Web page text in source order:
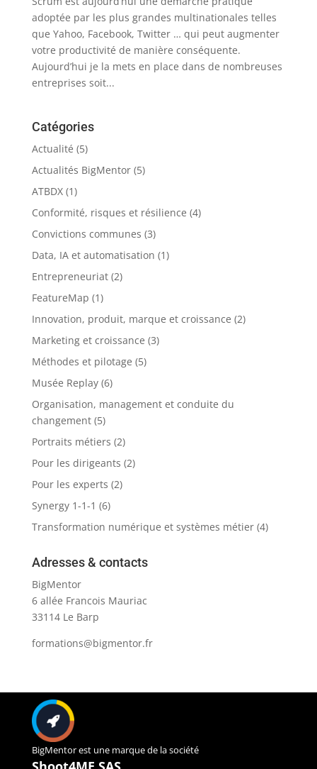
adoptée par les plus grandes multinationales telles
que Yahoo, Facebook, Twitter … qui peut augmenter
votre productivité de manière conséquente.
Aujourd’hui je la mets en place dans de nombreuses
entreprises soit...
Catégories
Actualité (5)
Actualités BigMentor(5)
ATBDX(1)
Conformité, risques et résilience (4)
Convictions communes (3)
Data, IA et automatisation (1)
Entrepreneuriat(2)
FeatureMap (1)
Innovation, produit, marque et croissance (2)
Marketing et croissance (3)
Méthodes et pilotage (5)
Musée Replay(6)
Organisation, management et conduite du
changement(5)
Portraits métiers (2)
Pour les dirigeants (2)
Pour les experts (2)
Synergy 1-1-1 (6)
Transformation numérique et systèmes métier(4)
Adresses & contacts
BigMentor
6 allée Francois Mauriac
33114 Le Barp
formations@bigmentor.fr
BigMentor est une marque de la société